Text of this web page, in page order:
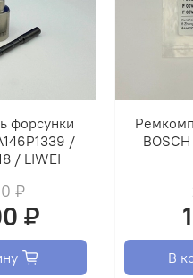
форсунки
/
/ LIWEI
₽
₽
В